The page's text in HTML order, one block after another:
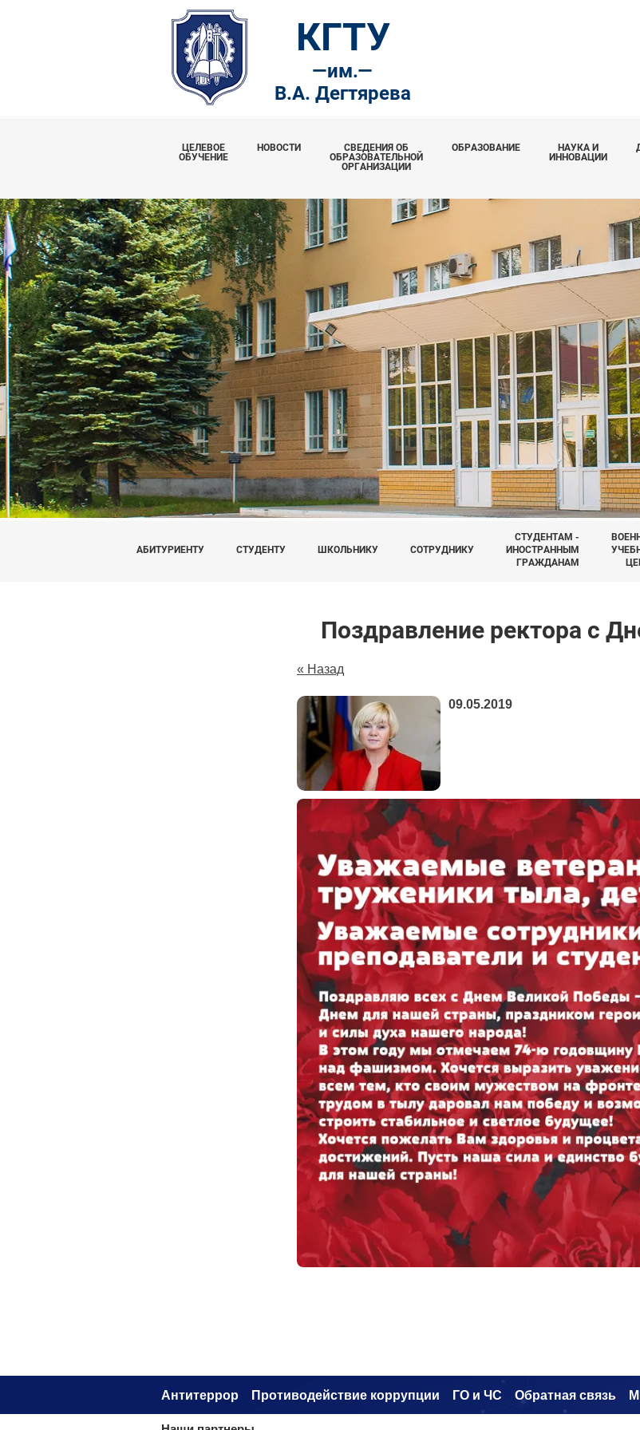
КГТУ
—им.—
В.А. Дегтярева
ЦЕЛЕВОЕ
ОБУЧЕНИЕ
НОВОСТИ
СВЕДЕНИЯ ОБ
ОБРАЗОВАТЕЛЬНОЙ
ОРГАНИЗАЦИИ
ОБРАЗОВАНИЕ
НАУКА И
ИННОВАЦИИ
АБИТУРИЕНТУ СТУДЕНТУ ШКОЛЬНИКУ СОТРУДНИКУ
СТУДЕНТАМ -
ИНОСТРАННЫМ
ГРАЖДАНАМ
Поздравление ректора с
« Назад
09.05.2019
Антитеррор Противодействие коррупции ГО и ЧС Обратная связь